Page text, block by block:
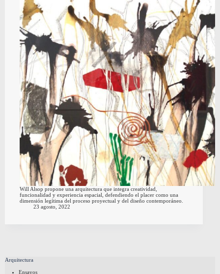
Will Alsop propone una arquitectura que integra creatividad,
funcionalidad y experiencia espacial, defendiendo el placer como una
dimensión legítima del proceso proyectual y del diseño contemporáneo.
23 agosto, 2022
Arquitectura
Ensayos